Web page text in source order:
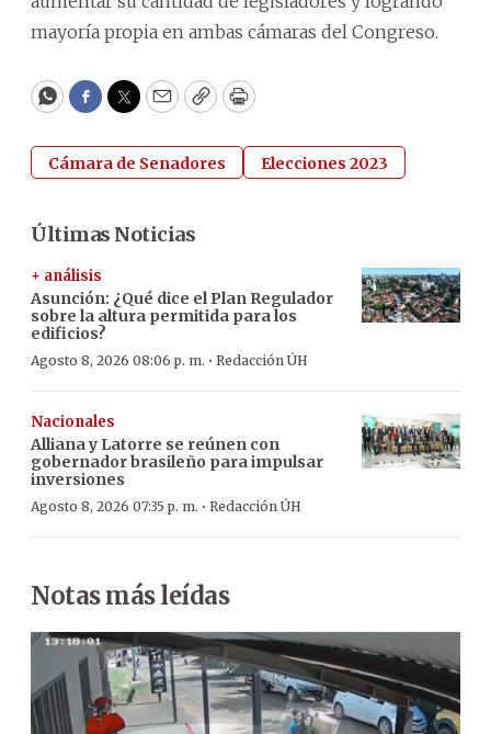
mayoría propia en ambas cámaras del Congreso.
WhatsApp
Facebook
Twitter
EmailCopyPrint
Cámara de Senadores Elecciones 2023
Últimas Noticias
+ análisis
Asunción: ¿Qué dice el Plan Regulador
sobre la altura permitida para los
edificios?
Agosto 8, 2026 08:06 p. m. · Redacción ÚH
Nacionales
Alliana y Latorre se reúnen con
gobernador brasileño para impulsar
inversiones
Agosto 8, 2026 07:35 p. m. · Redacción ÚH
Notas más leídas